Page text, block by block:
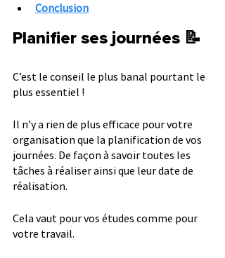
Conclusion
Planifier ses journées 📝
C’est le conseil le plus banal pourtant le
plus essentiel !
Il n’y a rien de plus efficace pour votre
organisation que la planification de vos
journées. De façon à savoir toutes les
tâches à réaliser ainsi que leur date de
réalisation.
Cela vaut pour vos études comme pour
votre travail.